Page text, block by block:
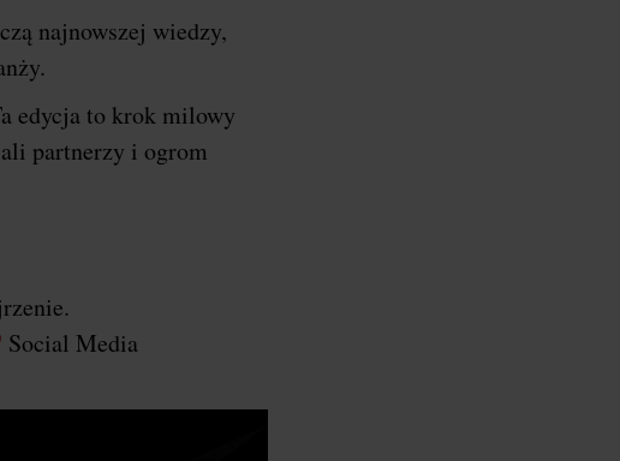
najnowszej wiedzy,
edycja to krok milowy
partnerzy i ogrom
Social Media